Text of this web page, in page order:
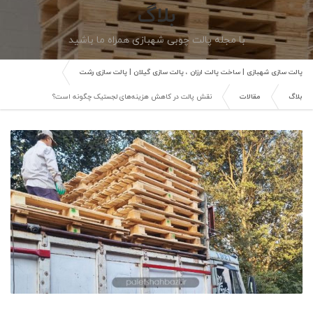
بلاگ
با مجله پالت چوبی شهبازی همراه ما باشید
پالت سازی شهبازی | ساخت پالت ارزان ، پالت سازی گیلان | پالت سازی رشت
بلاگ مقالات نقش پالت در کاهش هزینه‌های لجستیک چگونه است؟